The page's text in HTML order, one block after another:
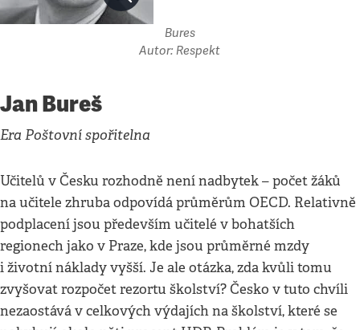
Bures
Autor: Respekt
Jan Bureš
Era Poštovní spořitelna
Učitelů v Česku rozhodně není nadbytek – počet žáků
na učitele zhruba odpovídá průměrům OECD. Relativně
podplacení jsou především učitelé v bohatších
regionech jako v Praze, kde jsou průměrné mzdy
i životní náklady vyšší. Je ale otázka, zda kvůli tomu
zvyšovat rozpočet rezortu školství? Česko v tuto chvíli
nezaostává v celkových výdajích na školství, které se